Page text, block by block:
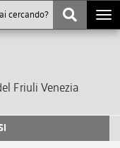
Friuli Venezia